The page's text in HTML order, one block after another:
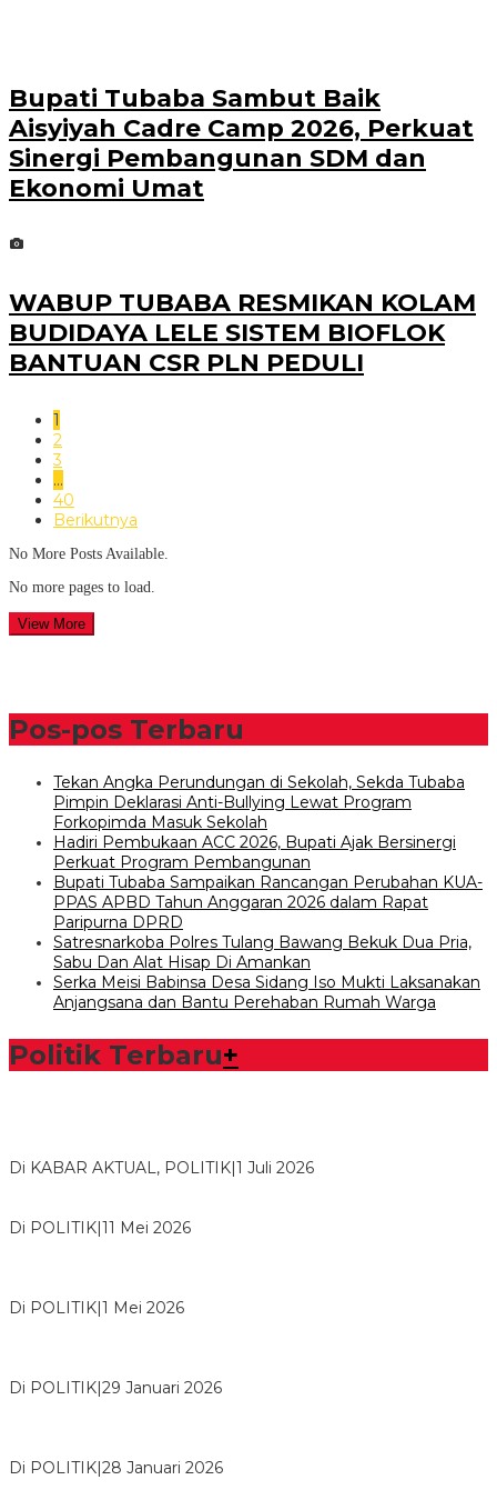
Bupati Tubaba Sambut Baik
Aisyiyah Cadre Camp 2026, Perkuat
Sinergi Pembangunan SDM dan
Ekonomi Umat
WABUP TUBABA RESMIKAN KOLAM
BUDIDAYA LELE SISTEM BIOFLOK
BANTUAN CSR PLN PEDULI
1
2
3
…
40
Berikutnya
No More Posts Available.
No more pages to load.
View More
Pos-pos Terbaru
Tekan Angka Perundungan di Sekolah, Sekda Tubaba
Pimpin Deklarasi Anti-Bullying Lewat Program
Forkopimda Masuk Sekolah
Hadiri Pembukaan ACC 2026, Bupati Ajak Bersinergi
Perkuat Program Pembangunan
Bupati Tubaba Sampaikan Rancangan Perubahan KUA-
PPAS APBD Tahun Anggaran 2026 dalam Rapat
Paripurna DPRD
Satresnarkoba Polres Tulang Bawang Bekuk Dua Pria,
Sabu Dan Alat Hisap Di Amankan
Serka Meisi Babinsa Desa Sidang Iso Mukti Laksanakan
Anjangsana dan Bantu Perehaban Rumah Warga
Politik Terbaru+
Di KABAR AKTUAL, POLITIK 1 Juli 2026
Di POLITIK 11 Mei 2026
Di POLITIK 1 Mei 2026
Di POLITIK 29 Januari 2026
Di POLITIK 28 Januari 2026